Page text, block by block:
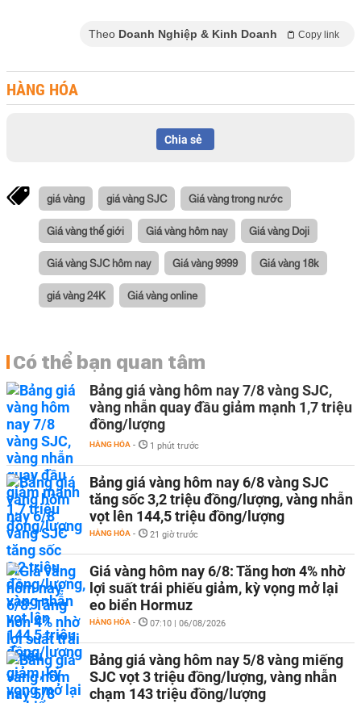
Theo Doanh Nghiệp & Kinh Doanh Copy link
HÀNG HÓA
Chia sẻ
giá vàng giá vàng SJC Giá vàng trong nước
Giá vàng thế giới Giá vàng hôm nay Giá vàng Doji
Giá vàng SJC hôm nay Giá vàng 9999 Giá vàng 18k
giá vàng 24K Giá vàng online
Có thể bạn quan tâm
Bảng giá vàng hôm nay 7/8 vàng SJC,
vàng nhẫn quay đầu giảm mạnh 1,7 triệu
đồng/lượng
HÀNG HÓA - 1 phút trước
Bảng giá vàng hôm nay 6/8 vàng SJC
tăng sốc 3,2 triệu đồng/lượng, vàng nhẫn
vọt lên 144,5 triệu đồng/lượng
HÀNG HÓA - 21 giờ trước
Giá vàng hôm nay 6/8: Tăng hơn 4% nhờ
lợi suất trái phiếu giảm, kỳ vọng mở lại
eo biển Hormuz
HÀNG HÓA - 07:10 | 06/08/2026
Bảng giá vàng hôm nay 5/8 vàng miếng
SJC vọt 3 triệu đồng/lượng, vàng nhẫn
chạm 143 triệu đồng/lượng